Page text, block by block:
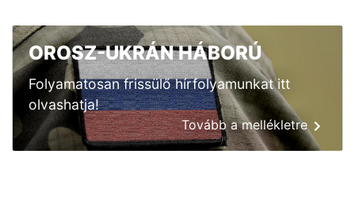
OROSZ-UKRÁN HÁBORÚ
Folyamatosan frissülő hírfolyamunkat itt
olvashatja!
Tovább a mellékletre